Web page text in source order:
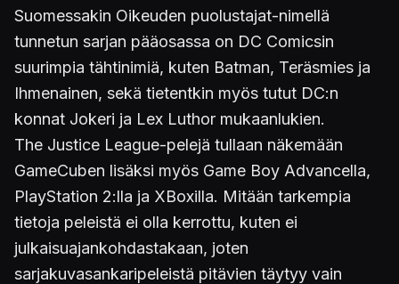
Suomessakin Oikeuden puolustajat-nimellä
tunnetun sarjan pääosassa on DC Comicsin
suurimpia tähtinimiä, kuten Batman, Teräsmies ja
Ihmenainen, sekä tietentkin myös tutut DC:n
konnat Jokeri ja Lex Luthor mukaanlukien.
The Justice League-pelejä tullaan näkemään
GameCuben lisäksi myös Game Boy Advancella,
PlayStation 2:lla ja XBoxilla. Mitään tarkempia
tietoja peleistä ei olla kerrottu, kuten ei
julkaisuajankohdastakaan, joten
sarjakuvasankaripeleistä pitävien täytyy vain